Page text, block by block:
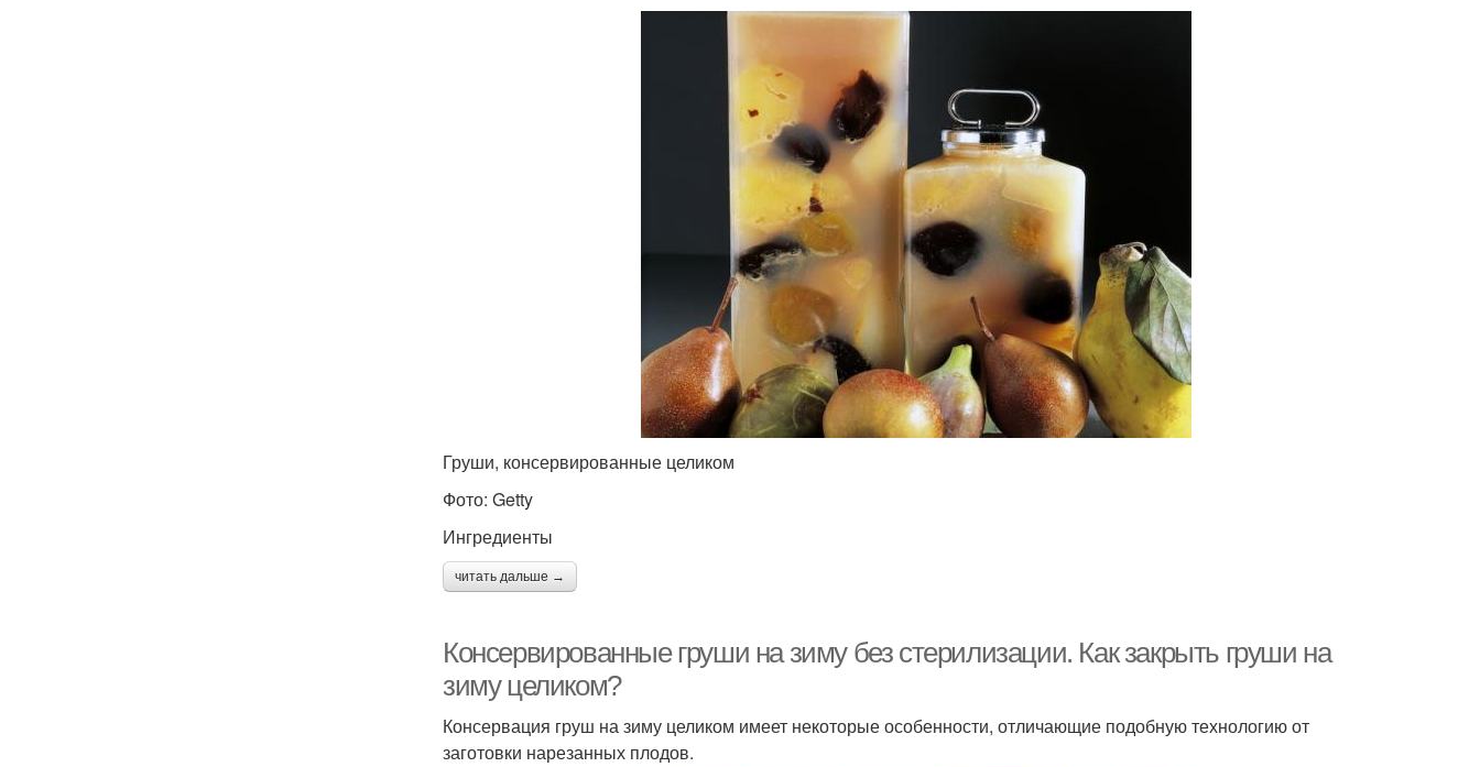
Груши, консервированные целиком
Фото: Getty
Ингредиенты
читать дальше →
Консервированные груши на зиму без стерилизации. Как закрыть груши на
зиму целиком?
Консервация груш на зиму целиком имеет некоторые особенности, отличающие подобную технологию от
заготовки нарезанных плодов.